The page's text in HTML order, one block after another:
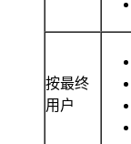
按最终
用户